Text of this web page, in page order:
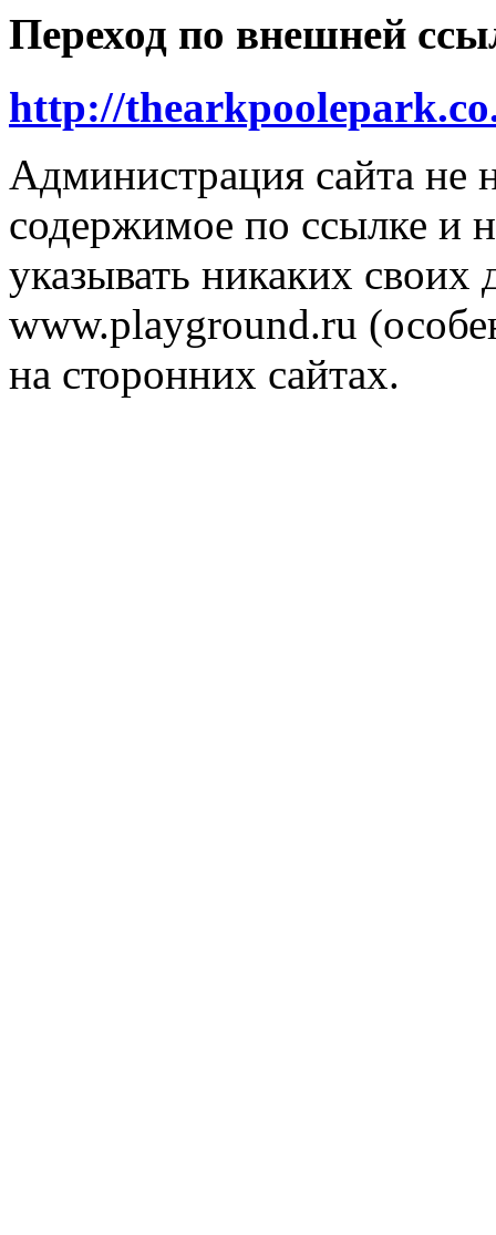
Переход по внешней
http://
Администрация сайта не
содержимое по ссылке и
указывать никаких
www.playground.ru
на сторонних сайтах.